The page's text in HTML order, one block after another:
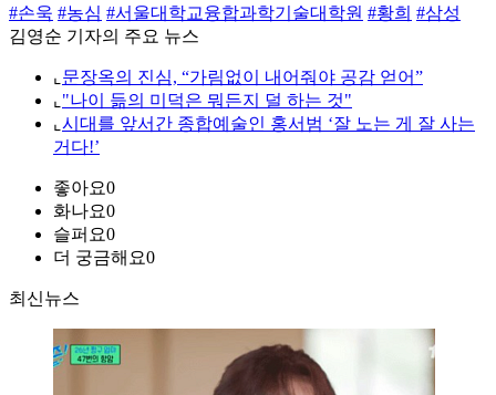
#손욱 #농심 #서울대학교융합과학기술대학원 #황희 #삼성
김영순 기자의 주요 뉴스
⌞ 문장옥의 진심, “가림없이 내어줘야 공감 얻어”
⌞ "나이 듦의 미덕은 뭐든지 덜 하는 것"
⌞ 시대를 앞서간 종합예술인 홍서범 ‘잘 노는 게 잘 사는
거다!’
좋아요0
화나요0
슬퍼요0
더 궁금해요0
최신뉴스